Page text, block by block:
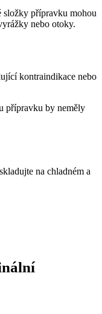
složky přípravku mohou
nebo otoky.
kontraindikace nebo
přípravku by neměly
na chladném a